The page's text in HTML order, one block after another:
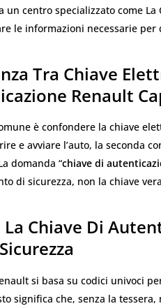
un centro specializzato come
le informazioni necessarie per
Tra Chiave
Renault
è confondere la chiave
e avviare l’auto, la seconda
domanda “chiave di
di sicurezza, non la chiave
La Chiave Di
si basa su codici univoci
significa che, senza la